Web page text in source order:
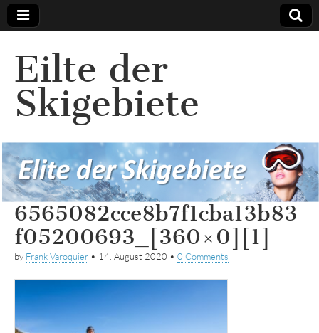
Eilte der
Skigebiete
6565082cce8b7f1cba13b83
f05200693_[360×0][1]
by Frank Varoquier • 14. August 2020 • 0 Comments